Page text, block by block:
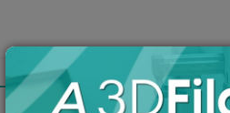
ESPECIFICAÇÕES TÉCNICAS